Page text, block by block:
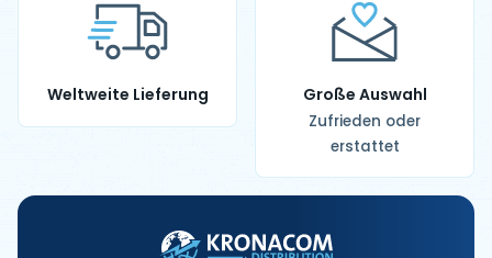
Weltweite Lieferung Große Auswahl
Zufrieden oder
erstattet